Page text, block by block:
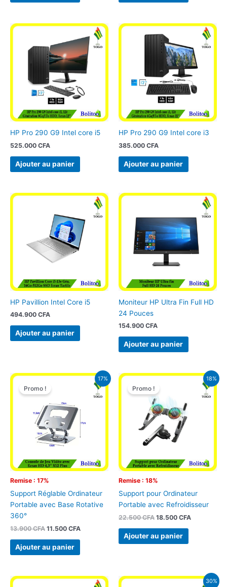
HP Pro 290 G9 Intel core i5
525.000 CFA
Ajouter au panier
HP Pro 290 G9 Intel core i3
385.000 CFA
Ajouter au panier
HP Pavillion Intel Core i5
494.900 CFA
Ajouter au panier
Moniteur HP Ultra Fin Full HD
24 Pouces
154.900 CFA
Ajouter au panier
17%
Remise : 17%
Promo !
Support Réglable Ordinateur
Portable avec Base Rotative
360°
13.900CFA
Le
initial
était :
13.900 CFA.
11.500 CFA
Le
actuel
11.500 CFA.
Ajouter au panier
18%
Remise : 18%
Promo !
Support pour Ordinateur
Portable avec Refroidisseur
22.500CFA
Le
initial
était :
22.500 CFA.
18.500 CFA
Le
actuel
Ajouter au panier
30%
Le
Le